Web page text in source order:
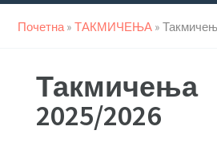
Почетна »ТАКМИЧЕЊА »
Такмичења
2025/2026